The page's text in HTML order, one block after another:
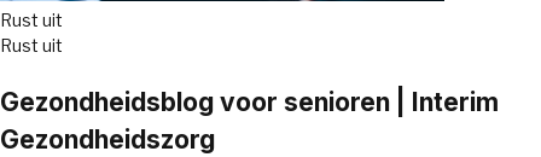
Rust uit
Rust uit
Gezondheidsblog voor senioren | Interim
Gezondheidszorg